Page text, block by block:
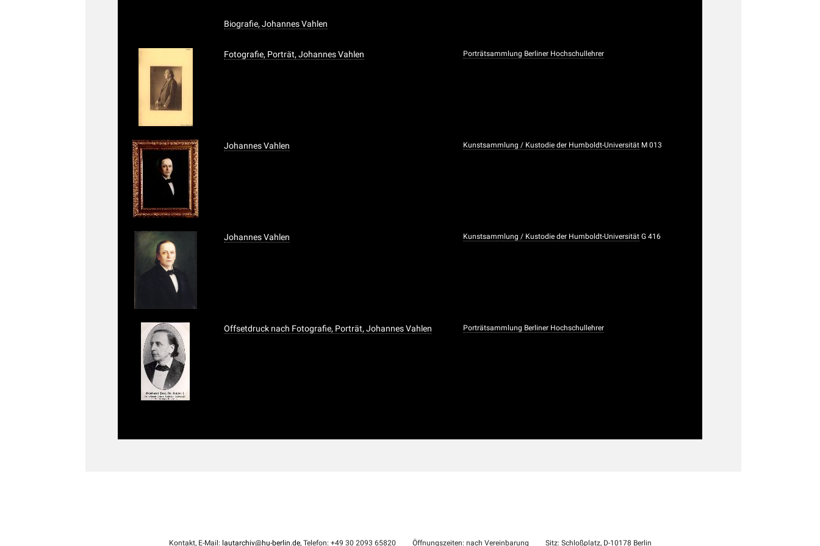
Biografie, Johannes Vahlen
Fotografie, Porträt, Johannes Vahlen Porträtsammlung Berliner Hochschullehrer
Johannes Vahlen Kunstsammlung / Kustodie der Humboldt-Universität M 013
Johannes Vahlen Kunstsammlung / Kustodie der Humboldt-Universität G 416
Offsetdruck nach Fotografie, Porträt, Johannes Vahlen Porträtsammlung Berliner Hochschullehrer
Kontakt, E-Mail: lautarchiv@hu-berlin.de, Telefon: +49 30 2093 65820 Öffnungszeiten: nach Vereinbarung Sitz: Schloßplatz, D-10178 Berlin